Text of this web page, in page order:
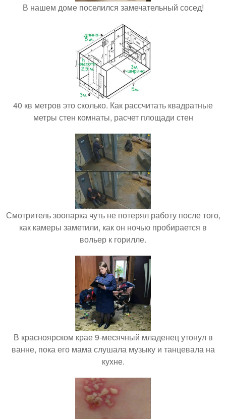
В нашем доме поселился замечательный сосед!
40 кв метров это сколько. Как рассчитать квадратные
метры стен комнаты, расчет площади стен
Смотритель зоопарка чуть не потерял работу после того,
как камеры заметили, как он ночью пробирается в
вольер к горилле.
В красноярском крае 9-месячный младенец утонул в
ванне, пока его мама слушала музыку и танцевала на
кухне.